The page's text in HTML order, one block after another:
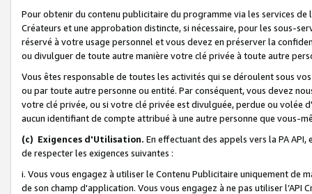
Pour obtenir du contenu publicitaire du programme via les services
Créateurs et une approbation distincte, si nécessaire, pour les sous-
réservé à votre usage personnel et vous devez en préserver la
ou divulguer de toute autre manière votre clé privée à toute autre
Vous êtes responsable de toutes les activités qui se déroulent sous
ou par toute autre personne ou entité. Par conséquent, vous devez
votre clé privée, ou si votre clé privée est divulguée, perdue ou volée
aucun identifiant de compte attribué à une autre personne que vous-
(c) Exigences d'Utilisation. En effectuant des appels vers la PA
de respecter les exigences suivantes :
i. Vous vous engagez à utiliser le Contenu Publicitaire uniquement de
de son champ d'application. Vous vous engagez à ne pas utiliser l’API